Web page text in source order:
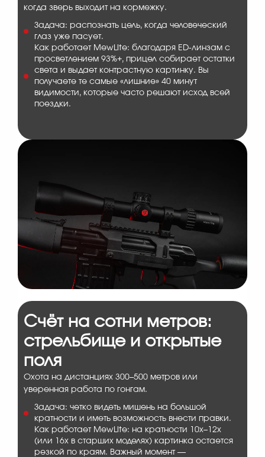
когда зверь выходит на кормежку.
Задача: распознать цель, когда человеческий
глаз уже пасует.
Как работает MewLite: благодаря ED-линзам с
просветлением 93%+, прицел собирает остатки
света и выдает контрастную картинку. Вы
получаете те самые «лишние» 40 минут
видимости, которые часто решают исход всей
поездки.
Счёт на сотни метров:
стрельбище и открытые
поля
Охота на дистанциях 300–500 метров или
уверенная работа по гонгам.
Задача: четко видеть мишень на большой
кратности и иметь возможность внести правки.
Как работает MewLite: на кратности 10x–12x
(или 16x в старших моделях) картинка остается
резкой по краям. Важный момент —